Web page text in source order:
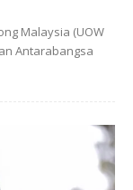
Malaysia (UOW
Antarabangsa